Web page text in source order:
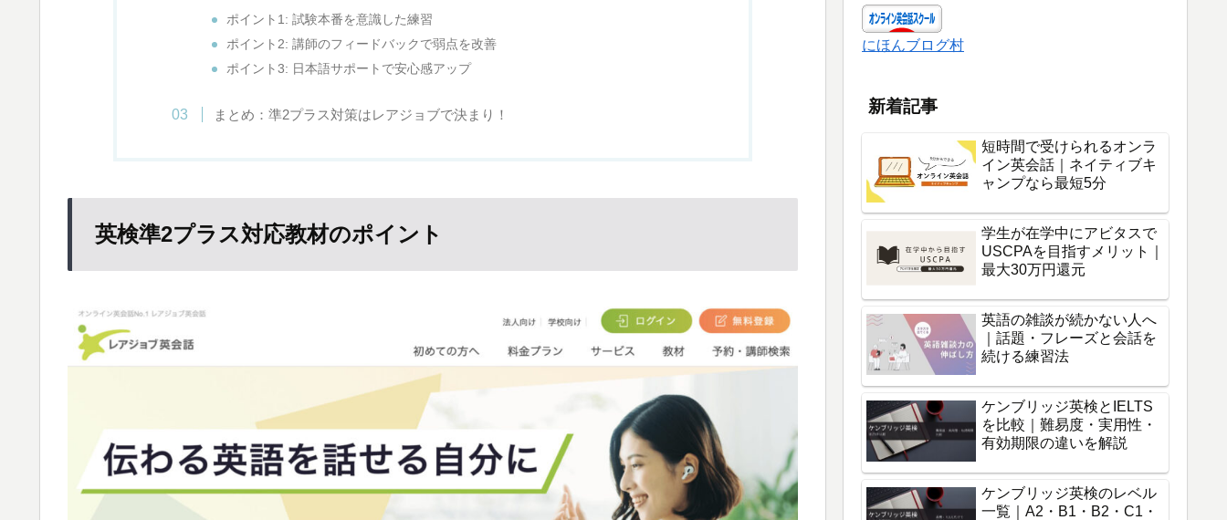
ポイント1: 試験本番を意識した練習
ポイント2: 講師のフィードバックで弱点を改善
ポイント3: 日本語サポートで安心感アップ
まとめ：準2プラス対策はレアジョブで決まり！
英検準2プラス対応教材のポイント
にほんブログ村
新着記事
短時間で受けられるオンラ
イン英会話｜ネイティブキ
ャンプなら最短5分
学生が在学中にアビタスで
USCPAを目指すメリット｜
最大30万円還元
英語の雑談が続かない人へ
｜話題・フレーズと会話を
続ける練習法
ケンブリッジ英検とIELTS
を比較｜難易度・実用性・
有効期限の違いを解説
ケンブリッジ英検のレベル
一覧｜A2・B1・B2・C1・